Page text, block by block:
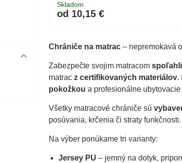
Skladom
od 10,15 €
Chrániče na matrac – nepremokavá
Zabezpečte svojim matracom
matracz certifikovaných materiálov.
pokožkou a profesionálne
Všetky matracové chrániče sú
posúvania, krčenia či straty funkčnosti.
Na výber ponúkame tri varianty:
Jersey PU – jemný na dotyk,